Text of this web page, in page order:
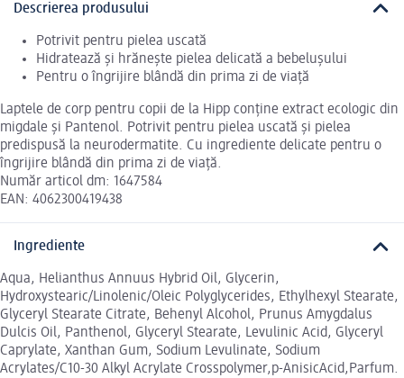
Descrierea produsului
Potrivit pentru pielea uscată
Hidratează și hrănește pielea delicată a bebelușului
Pentru o îngrijire blândă din prima zi de viață
Laptele de corp pentru copii de la Hipp conține extract ecologic din
migdale și Pantenol. Potrivit pentru pielea uscată și pielea
predispusă la neurodermatite. Cu ingrediente delicate pentru o
îngrijire blândă din prima zi de viață.
Număr articol dm: 1647584
EAN: 4062300419438
Ingrediente
Aqua, Helianthus Annuus Hybrid Oil, Glycerin,
Hydroxystearic/Linolenic/Oleic Polyglycerides, Ethylhexyl Stearate,
Glyceryl Stearate Citrate, Behenyl Alcohol, Prunus Amygdalus
Dulcis Oil, Panthenol, Glyceryl Stearate, Levulinic Acid, Glyceryl
Caprylate, Xanthan Gum, Sodium Levulinate, Sodium
Acrylates/C10-30 Alkyl Acrylate Crosspolymer,p-AnisicAcid,Parfum.